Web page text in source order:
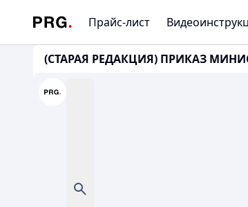
Прайс-лист
(СТАРАЯ РЕДАКЦИЯ) ПРИКАЗ